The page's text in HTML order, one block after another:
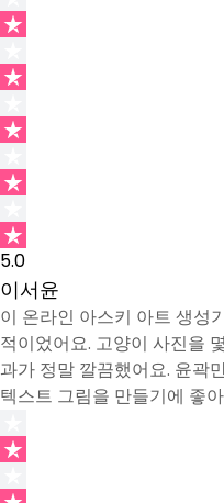
5.0
이서윤
이 온라인 아스키 아트 생성
적이었어요. 고양이 사진을
과가 정말 깔끔했어요. 윤곽
텍스트 그림을 만들기에 좋